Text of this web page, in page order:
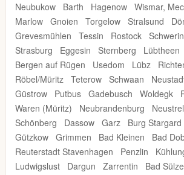
Neubukow
Barth Hagenow Wismar,
Marlow Gnoien Torgelow Stralsund
Grevesmühlen
Tessin Rostock Schwerin
Strasburg
Eggesin Sternberg Lübtheen
Bergen auf Rügen
Usedom Lübz
Röbel/Müritz Teterow Schwaan
Güstrow
Putbus Gadebusch Woldegk
Waren (Müritz)
Neubrandenburg
Schönberg
Dassow Garz Burg Stargard
Gützkow Grimmen Bad Kleinen Bad
Reuterstadt Stavenhagen
Penzlin
Ludwigslust
Dargun Zarrentin Bad Sülze